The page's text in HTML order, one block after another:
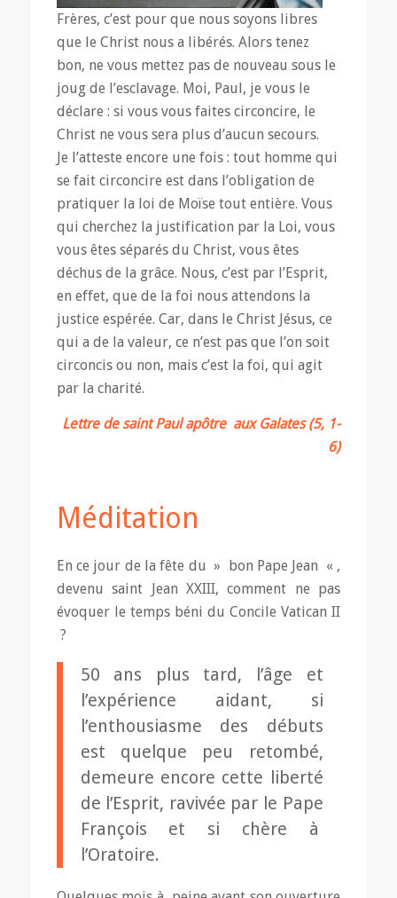
Frères, c’est pour que nous soyons libres
que le Christ nous a libérés. Alors tenez
bon, ne vous mettez pas de nouveau sous le
joug de l’esclavage. Moi, Paul, je vous le
déclare : si vous vous faites circoncire, le
Christ ne vous sera plus d’aucun secours.
Je l’atteste encore une fois : tout homme qui
se fait circoncire est dans l’obligation de
pratiquer la loi de Moïse tout entière. Vous
qui cherchez la justification par la Loi, vous
vous êtes séparés du Christ, vous êtes
déchus de la grâce. Nous, c’est par l’Esprit,
en effet, que de la foi nous attendons la
justice espérée. Car, dans le Christ Jésus, ce
qui a de la valeur, ce n’est pas que l’on soit
circoncis ou non, mais c’est la foi, qui agit
par la charité.
Lettre de saint Paul apôtre aux Galates (5, 1-
6)
Méditation
En ce jour de la fête du » bon Pape Jean « ,
devenu saint Jean XXIII, comment ne pas
évoquer le temps béni du Concile Vatican II
?
50 ans plus tard, l’âge et
l’expérience aidant, si
l’enthousiasme des débuts
est quelque peu retombé,
demeure encore cette liberté
de l’Esprit, ravivée par le Pape
François et si chère à
l’Oratoire.